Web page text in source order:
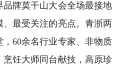
品牌莫干山大会全场最接地
最受关注的亮点。青浙两
60余名行业专家、非物质
饪大师同台献技，高原珍